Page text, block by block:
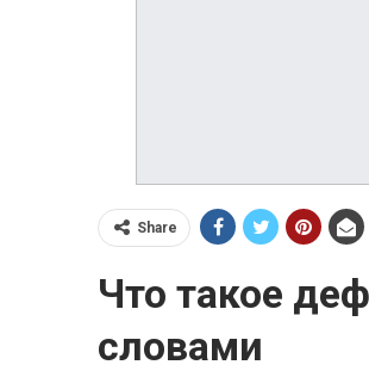
Share
Что такое
словами